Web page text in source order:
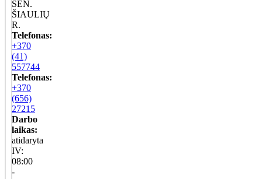
SEN.
ŠIAULIŲ
R.
Telefonas:
+370
(41)
557744
Telefonas:
+370
(656)
27215
Darbo
laikas:
atidaryta
IV:
08:00
-